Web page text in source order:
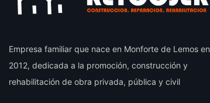
Empresa familiar que nace en Monforte de Lemos en
2012, dedicada a la promoción, construcción y
rehabilitación de obra privada, pública y civil